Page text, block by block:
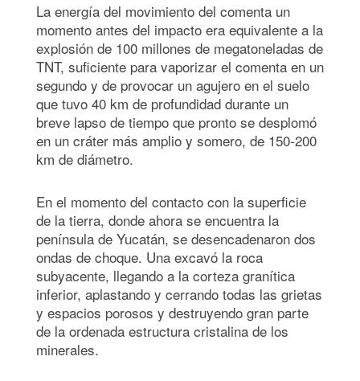
La energía del movimiento del comenta un
momento antes del impacto era equivalente a la
explosión de 100 millones de megatoneladas de
TNT, suficiente para vaporizar el comenta en un
segundo y de provocar un agujero en el suelo
que tuvo 40 km de profundidad durante un
breve lapso de tiempo que pronto se desplomó
en un cráter más amplio y somero, de 150-200
km de diámetro.
En el momento del contacto con la superficie
de la tierra, donde ahora se encuentra la
península de Yucatán, se desencadenaron dos
ondas de choque. Una excavó la roca
subyacente, llegando a la corteza granítica
inferior, aplastando y cerrando todas las grietas
y espacios porosos y destruyendo gran parte
de la ordenada estructura cristalina de los
minerales.